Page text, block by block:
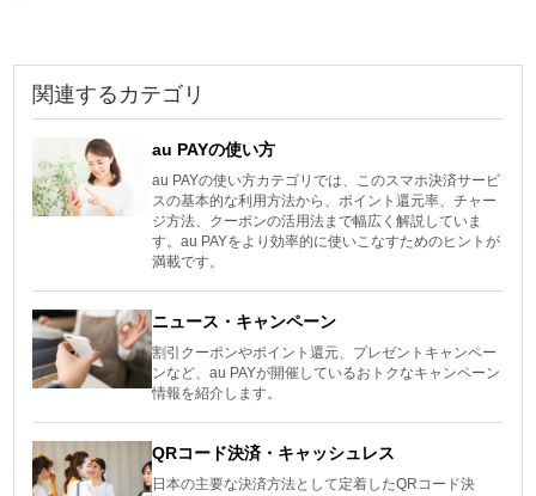
関連するカテゴリ
au PAYの使い方
au PAYの使い方カテゴリでは、このスマホ決済サービ
スの基本的な利用方法から、ポイント還元率、チャー
ジ方法、クーポンの活用法まで幅広く解説していま
す。au PAYをより効率的に使いこなすためのヒントが
満載です。
ニュース・キャンペーン
割引クーポンやポイント還元、プレゼントキャンペー
ンなど、au PAYが開催しているおトクなキャンペーン
情報を紹介します。
QRコード決済・キャッシュレス
日本の主要な決済方法として定着したQRコード決